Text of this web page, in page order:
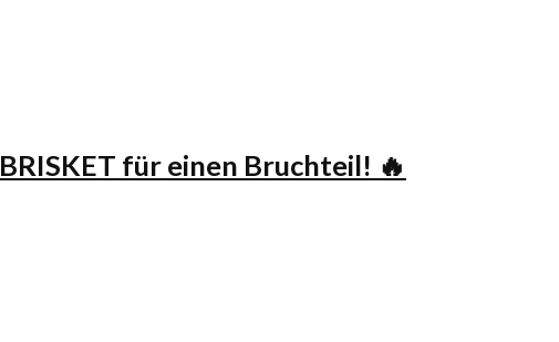
für einen Bruchteil! 🔥